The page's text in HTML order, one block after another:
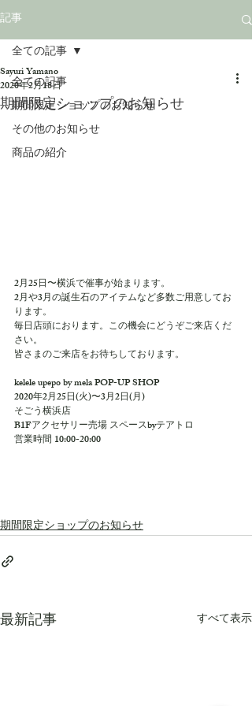
記事
全ての記事
期間限定ショップのお知らせ
その他のお知らせ
商品の紹介
全ての記事
期間限定ショップのお知らせ
Sayuri Yamano
2020年2月18日
2月25日〜横浜で催事が始まります。
2月や3月の誕生石のアイテムなど多数ご用意してお
ります。
毎日店頭におります。この機会にどうぞご来店くだ
さい。
皆さまのご来店をお待ちしております。
kelele upepo by mela POP-UP SHOP
2020年2月25日(火)〜3月2日(月)
そごう横浜店
B1Fアクセサリー売場 スペースbyテアトロ
営業時間 10:00-20:00
期間限定ショップのお知らせ
最新記事 すべて表示